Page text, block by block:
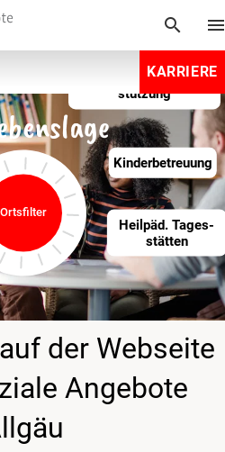
search
KARRIERE
Beratung und Unter­
stützung
Kinder­betreuung
Heilpäd­. Tages­
stätten
Ortsfilter
der Webseite
Angebote